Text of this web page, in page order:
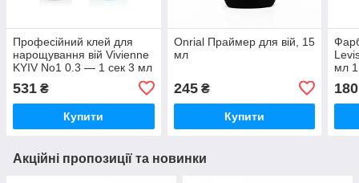
Професійний клей для
нарощування вій Vivienne
KYIV No1 0.3 — 1 сек 3 мл
531 ₴
Купити
Onrial Праймер для вій, 15
мл
245₴
Купити
мл
180
Акційні пропозиції та новинки